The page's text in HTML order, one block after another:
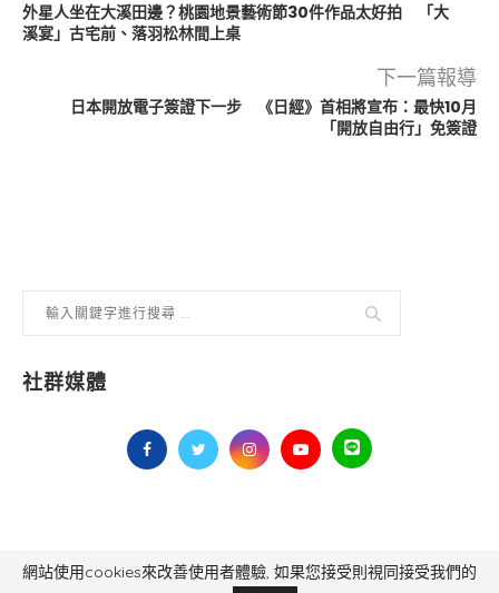
外星人坐在大溪田邊？桃園地景藝術節30件作品太好拍 「大
溪宴」古宅前、落羽松林間上桌
下一篇報導
日本開放電子簽證下一步 《日經》首相將宣布：最快10月
「開放自由行」免簽證
社群媒體
毅傳媒控股股份有限公司 版權所有，非經授權，不得轉載 All Right Reserved.
網站使用cookies來改善使用者體驗, 如果您接受則視同接受我們的